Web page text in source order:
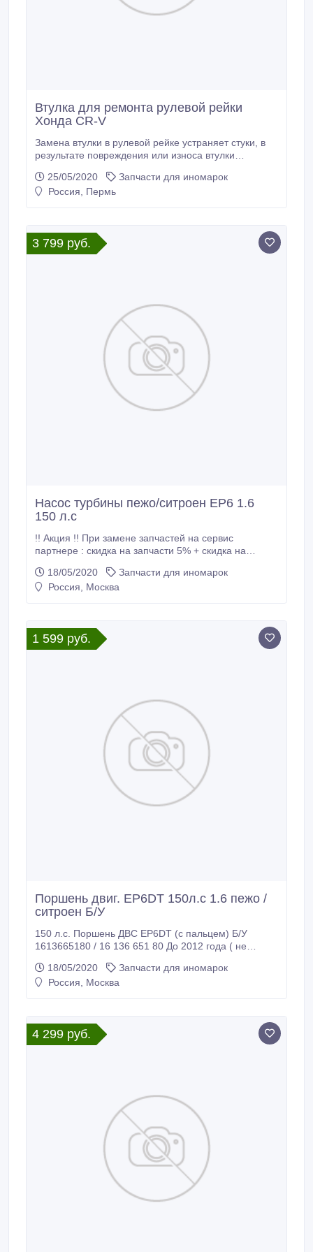
Втулка для ремонта рулевой рейки
Хонда CR-V
Замена втулки в рулевой рейке устраняет стуки, в
результате повреждения или износа втулки
рулевого механизма. Низкий коэффициент трения
позволяет применять фторопласт в трущихся узлах:
25/05/2020
Запчасти для иномарок
Россия, Пермь
3 799 руб.
Насос турбины пежо/ситроен EP6 1.6
150 л.с
!! Акция !! При замене запчастей на сервис
партнере : скидка на запчасти 5% + скидка на
ОБЯЗАТЕЛЬНО УТОЧНЯЙТЕ ЦЕНУ И
РЕЗЕРВИРУЙТЕ ДЕТАЛЬ !!! НЕОРИГИНАЛ!!!!
охлаждения турбины ПЕЖО/СИТРОЕН 9806790780:
ЗАМЕНА ПО НОМЕРУ 98 067 907 80: — 1201N1 /
1201 N1 / 1201.
18/05/2020
Запчасти для иномарок
Россия, Москва
1 599 руб.
Поршень двиг. EP6DT 150л.с 1.6 пежо /
ситроен Б/У
150 л.с. Поршень ДВС EP6DT (с пальцем) Б/У
1613665180 / 16 136 651 80 До 2012 года ( не
/ 0628S1 Поршень ПЕЖО / СИТРОЕН / PEUGEOT /
CITROEN EP6DT 1613665180 / 16 136 651 80
18/05/2020
Запчасти для иномарок
Россия, Москва
4 299 руб.